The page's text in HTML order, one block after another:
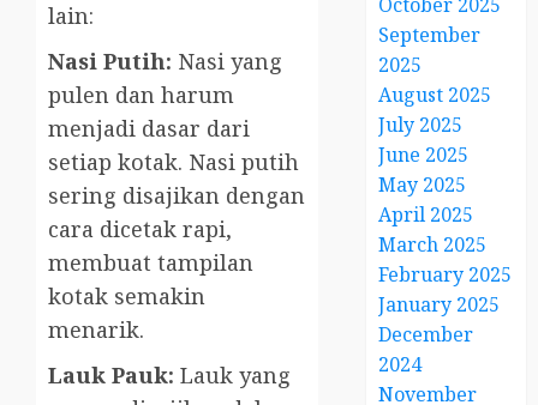
lain:
Nasi Putih: Nasi yang
pulen dan harum
menjadi dasar dari
setiap kotak. Nasi putih
sering disajikan dengan
cara dicetak rapi,
membuat tampilan
kotak semakin
menarik.
Lauk Pauk: Lauk yang
September
2025
August 2025
July 2025
June 2025
May 2025
April 2025
March 2025
February 2025
January 2025
December
2024
November